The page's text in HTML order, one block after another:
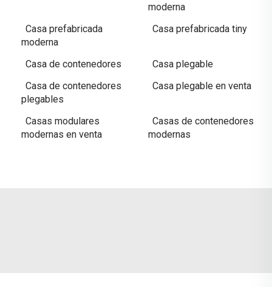
moderna
Casa prefabricada
moderna
Casa prefabricada tiny
Casa de contenedores
Casa plegable
Casa de contenedores
plegables
Casa plegable en venta
Casas modulares
modernas en venta
Casas de contenedores
modernas